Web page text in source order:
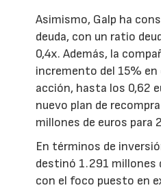
Asimismo, Galp ha
deuda, con un ratio
0,4x. Además, la
incremento del 15% en
acción, hasta los 0,62
nuevo plan de
millones de euros para
En términos de
destinó 1.291 millones
con el foco puesto en